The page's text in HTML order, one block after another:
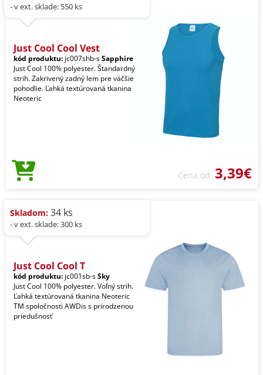
- v ext. sklade: 550 ks
Just Cool Cool Vest
kód produktu: jc007shb-sSapphire
Just Cool 100% polyester. Štandardný
strih. Zakrivený zadný lem pre väčšie
pohodlie. Ľahká textúrovaná tkanina
Neoteric
Cena od 3,39€
Skladom: 34 ks
- v ext. sklade: 300 ks
Just Cool Cool T
kód produktu: jc001sb-sSky
Just Cool 100% polyester. Voľný strih.
Ľahká textúrovaná tkanina Neoteric
TM spoločnosti AWDis s prirodzenou
priedušnosť